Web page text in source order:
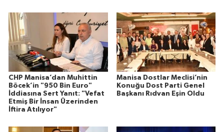
CHP Manisa’dan Muhittin
Böcek’in "950 Bin Euro"
İddiasına Sert Yanıt: "Vefat
Etmiş Bir İnsan Üzerinden
İftira Atılıyor"
Manisa Dostlar Meclisi’nin
Konuğu Dost Parti Genel
Başkanı Rıdvan Eşin Oldu